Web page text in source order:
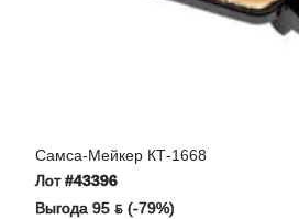
Самса-Мейкер КТ-1668
Лот#43396
Выгода 95 ƃ (-79%)